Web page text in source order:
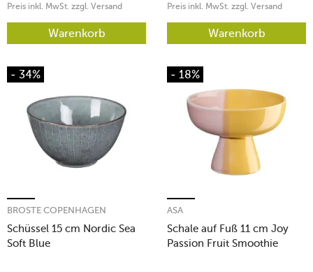
Preis inkl. MwSt. zzgl. Versand
Warenkorb
Preis inkl. MwSt. zzgl. Versand
Warenkorb
- 34%
Schüssel 15 cm Nordic Sea
Soft Blue
BROSTE COPENHAGEN
- 18%
Schale auf Fuß 11 cm Joy
Passion Fruit Smoothie
ASA